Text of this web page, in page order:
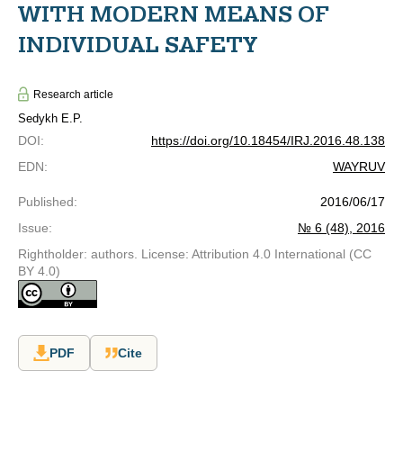
WITH MODERN MEANS OF
INDIVIDUAL SAFETY
Research article
Sedykh E.P.
DOI:
https://doi.org/10.18454/IRJ.2016.48.138
EDN: WAYRUV
Published:
2016/06/17
Issue:
№ 6 (48), 2016
Rightholder: authors. License: Attribution 4.0 International (CC
BY 4.0)
PDF Cite